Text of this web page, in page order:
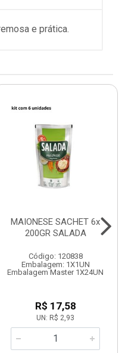
e prática.
MAIONESE SACHET 6x
200GR SALADA
Código: 120838
Embalagem: 1X1UN
Embalagem Master 1X24UN
R$ 17,58
UN: R$ 2,93